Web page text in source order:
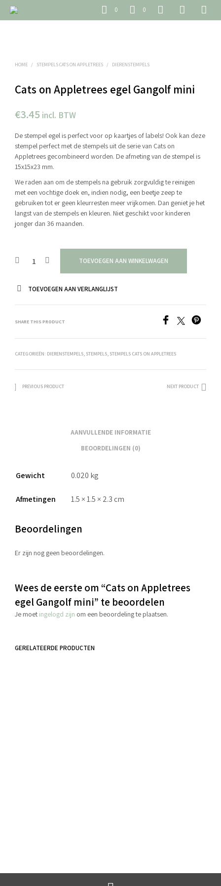
0 0
HOME / STEMPELS CATS ON APPLETREES / DIERENSTEMPELS
Cats on Appletrees egel Gangolf mini
€3.45 incl. BTW
De stempel egel is perfect voor op kaartjes of labels! Ook kan deze
stempel perfect met de stempels uit de serie van Cats on
Appletrees gecombineerd worden. De afmeting van de stempel is
15x15x23 mm.
We raden aan om de stempels na gebruik zorgvuldig te reinigen
met een vochtige doek en, indien nodig, een beetje zeep te
gebruiken tot er geen kleurresten meer vrijkomen. Dan geniet je het
langst van de stempels en kleuren. Niet geschikt voor kinderen
jonger dan 36 maanden.
TOEVOEGEN AAN WINKELWAGEN
TOEVOEGEN AAN VERLANGLIJST
SHARE THIS PRODUCT
CATEGORIEËN: DIERENSTEMPELS, STEMPELS, STEMPELS CATS ON APPLETREES
PREVIOUS PRODUCT NEXT PRODUCT
AANVULLENDE INFORMATIE
BEOORDELINGEN (0)
Gewicht 0.020 kg
Afmetingen 1.5 × 1.5 × 2.3 cm
Beoordelingen
Er zijn nog geen beoordelingen.
Wees de eerste om “Cats on Appletrees
egel Gangolf mini” te beoordelen
Je moet ingelogd zijn om een beoordeling te plaatsen.
GERELATEERDE PRODUCTEN